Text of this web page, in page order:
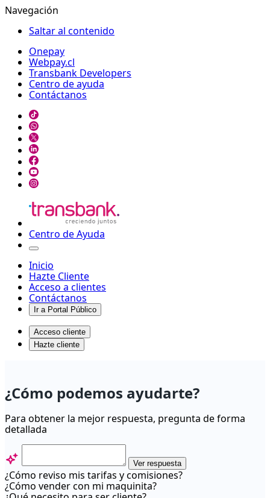
Navegación
Saltar al contenido
Onepay
Webpay.cl
Transbank Developers
Centro de ayuda
Contáctanos
Centro de Ayuda
Inicio
Hazte Cliente
Acceso a clientes
Contáctanos
Ir a Portal Público
Acceso cliente
Hazte cliente
sobre
el
pago
en
cuotas
-
Centro
¿Cómo podemos ayudarte?
Para obtener la mejor respuesta, pregunta de forma
detallada
Ver respuesta
¿Cómo reviso mis tarifas y comisiones?
¿Cómo vender con mi maquinita?